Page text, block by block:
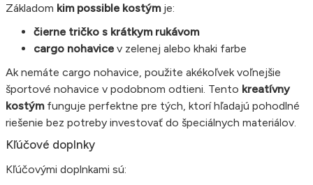
Základom kim possible kostýmje:
čierne tričko s krátkym rukávom
cargo nohavice v zelenej alebo khaki farbe
Ak nemáte cargo nohavice, použite akékoľvek voľnejšie
športové nohavice v podobnom odtieni. Tento kreatívny
kostýmfunguje perfektne pre tých, ktorí hľadajú pohodlné
riešenie bez potreby investovať do špeciálnych materiálov.
Kľúčové doplnky
Kľúčovými doplnkami sú: